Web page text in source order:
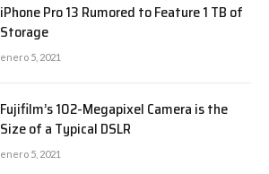
iPhone Pro 13 Rumored to Feature 1 TB of
Storage
enero 5, 2021
Fujifilm’s 102-Megapixel Camera is the
Size of a Typical DSLR
enero 5, 2021